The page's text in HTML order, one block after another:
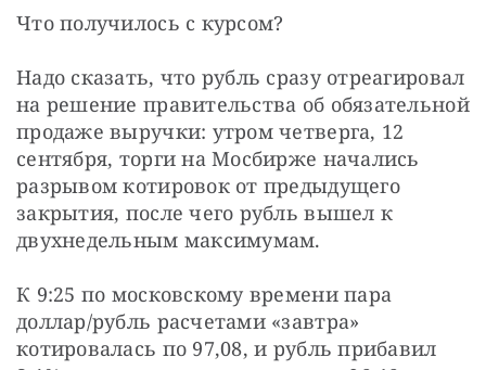
Что получилось с курсом?
Надо сказать, что рубль сразу отреагировал
на решение правительства об обязательной
продаже выручки: утром четверга, 12
сентября, торги на Мосбирже начались
разрывом котировок от предыдущего
закрытия, после чего рубль вышел к
двухнедельным максимумам.
К 9:25 по московскому времени пара
доллар/рубль расчетами «завтра»
котировалась по 97,08, и рубль прибавил